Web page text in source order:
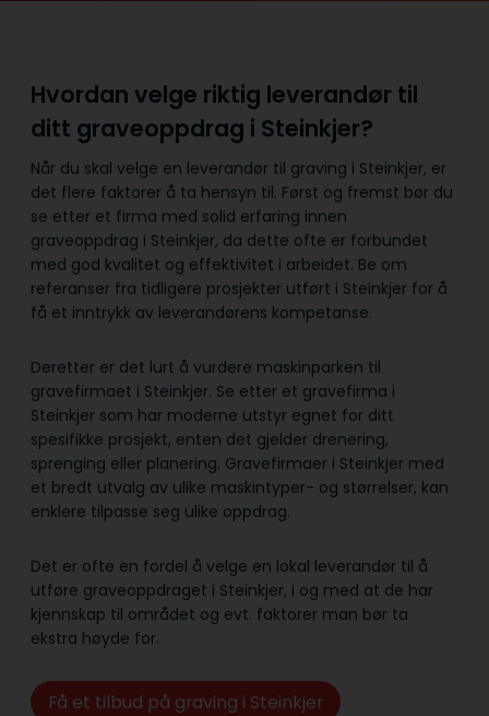
Hvordan velge riktig leverandør til
ditt graveoppdrag i Steinkjer?
Når du skal velge en leverandør til graving i Steinkjer, er
det flere faktorer å ta hensyn til. Først og fremst bør du
se etter et firma med solid erfaring innen
graveoppdrag i Steinkjer, da dette ofte er forbundet
med god kvalitet og effektivitet i arbeidet. Be om
referanser fra tidligere prosjekter utført i Steinkjer for å
få et inntrykk av leverandørens kompetanse.
Deretter er det lurt å vurdere maskinparken til
gravefirmaet i Steinkjer. Se etter et gravefirma i
Steinkjer som har moderne utstyr egnet for ditt
spesifikke prosjekt, enten det gjelder drenering,
sprenging eller planering. Gravefirmaer i Steinkjer med
et bredt utvalg av ulike maskintyper- og størrelser, kan
enklere tilpasse seg ulike oppdrag.
Det er ofte en fordel å velge en lokal leverandør til å
utføre graveoppdraget i Steinkjer, i og med at de har
kjennskap til området og evt. faktorer man bør ta
ekstra høyde for.
Få et tilbud på graving i Steinkjer